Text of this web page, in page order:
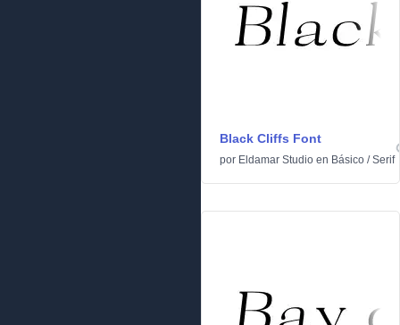
Black Cliffs Font
por Eldamar Studio en Básico /Serif